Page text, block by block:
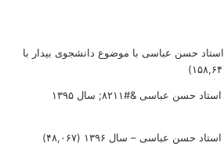
حسن عباسی با موضوع دانشجوی بیدار با
عباسی &#۸۲۱۱; سال ۱۳۹۵
حسن عباسی – سال ۱۳۹۶ (۴۸,۰۶۷)